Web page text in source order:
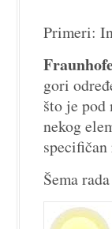
Primeri:
gori
što je pod
nekog
Šema